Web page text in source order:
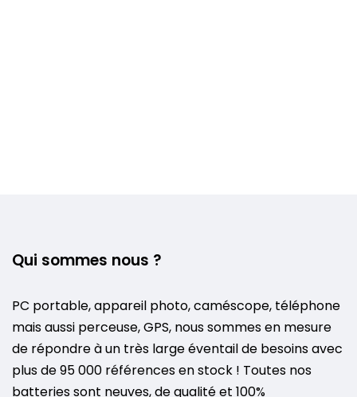
Qui sommes nous ?
PC portable, appareil photo, caméscope, téléphone
mais aussi perceuse, GPS, nous sommes en mesure
de répondre à un très large éventail de besoins avec
plus de 95 000 références en stock ! Toutes nos
batteries sont neuves, de qualité et 100%